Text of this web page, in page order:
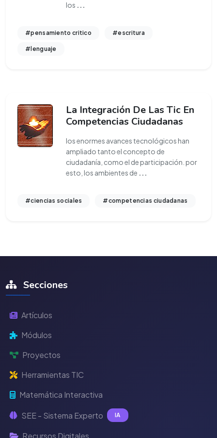
los ...
#pensamiento critico #escritura
#lenguaje
La Integración De Las Tic En
Competencias Ciudadanas
los enormes avances tecnológicos han
ampliado tanto el concepto de
ciudadanía, como el de participación. por
esto, los ambientes de ...
#ciencias sociales #competencias ciudadanas
Secciones
Artículos
Módulos
Proyectos
Herramientas TIC
Matemática Interactiva
SEE - Sistema Experto IA
Recursos Digitales